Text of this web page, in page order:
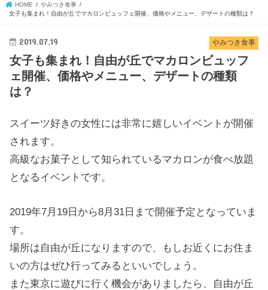
HOME
やみつき食事
女子も集まれ！自由が丘でマカロンビュッフェ開催、価格やメニュー、デザートの種類は？
やみつき食事
2019.07.19
女子も集まれ！自由が丘でマカロンビュッフ
ェ開催、価格やメニュー、デザートの種類
は？
スイーツ好きの女性には非常に嬉しいイベントが開催
されます。
高級なお菓子として知られているマカロンが食べ放題
となるイベントです。
2019年7月19日から8月31日まで開催予定となっていま
す。
場所は自由が丘になりますので、もしお近くにお住ま
いの方はぜひ行ってみるといいでしょう。
また東京に遊びに行く機会がありましたら、自由が丘